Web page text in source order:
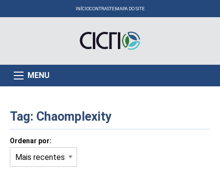
INÍCIOCONTRASTEMAPA DO SITE
MENU
Tag: Chaomplexity
Ordenar por: